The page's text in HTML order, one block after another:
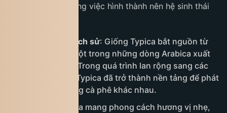
trò quan trọng trong việc hình thành nên hệ sinh thái
Nguồn gốc và lịch sử: Giống Typica bắt nguồn từ
Ethiopia và là một trong những dòng Arabica xuất
hiện sớm nhất. Trong quá trình lan rộng sang các
châu lục khác, Typica đã trở thành nền tảng để phát
triển nhiều giống cà phê khác nhau.
: Typica mang phong cách hương vị nhẹ,